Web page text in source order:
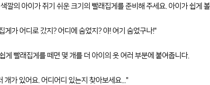
깔의 아이가 쥐기 쉬운 크기의 빨래집게를 준비해 주세요. 아이가 쉽게
게가 어디로 갔지? 어디에 숨었지? 야! 여기 숨었구나!"
게 빨래집게를 떼면 몇 개를 더 아이의 옷 여러 부분에 붙여줍니다.
개가 있어요. 어디어디 있는지 찾아보세요..."